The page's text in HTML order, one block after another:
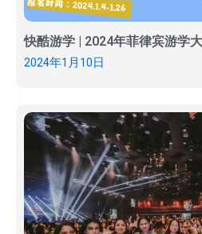
快酷游学 | 2024年菲律宾游学
2024年1月10日